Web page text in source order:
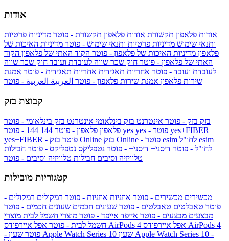
אודות
אודות פלאפון תקשורת אודות פלאפון תקשורת - פוטר מדיניות פרטיות
ותנאי שימוש מדיניות פרטיות ותנאי שימוש - פוטר מדיניות האיכות של
פלאפון מדיניות האיכות של פלאפון - פוטר הקוד האתי של פלאפון הקוד
האתי של פלאפון - פוטר חוק שכר שווה לעובדת ועובד חוק שכר שווה
לעובדת ועובד - פוטר אחריות תאגידית אחריות תאגידית - פוטר אמנת
שירות פלאפון אמנת שירות פלאפון - פוטר العربية العربية - פוטר
קבוצת בזק
בזק בזק - פוטר אינטרנט בזק בינלאומי אינטרנט בזק בינלאומי - פוטר
פלאפון פלאפון - פוטר 144 yes
yes+FIBER
yes+FIBER - פוטר בזק Online
esim
לחו"ל - פוטר דיסני+ דיסני+ - פוטר נטפליקס נטפליקס - פוטר חבילות
טלוויזיה וסיבים חבילות טלוויזיה וסיבים - פוטר
קטגוריות מובילות
מכשירים מכשירים - פוטר אוזניות אוזניות - פוטר רמקולים רמקולים -
פוטר טאבלטים טאבלטים - פוטר שעונים חכמים שעונים חכמים - פוטר
מבצעים מבצעים - פוטר אייפד אייפד - פוטר מוצרי חשמל לבית מוצרי
חשמל לבית - פוטר אפל איירפודס AirPods 4 אפל איירפודס AirPods 4
- פוטר שעון Apple Watch Series 10 שעון Apple Watch Series 10 -